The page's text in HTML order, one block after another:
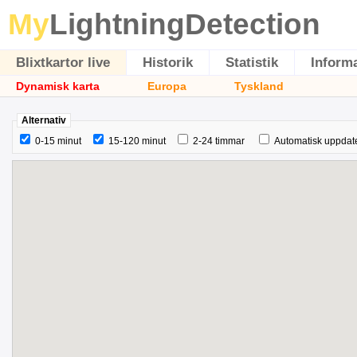
MyLightningDetection
Blixtkartor live Historik Statistik
Dynamisk karta Europa Tyskland
Alternativ
0-15 minut
15-120 minut 2-24 timmar Automatisk